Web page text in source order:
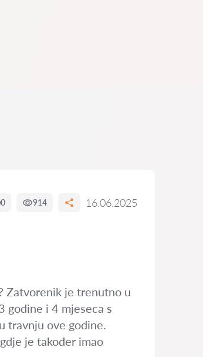
0 914 16.06.2025
Zatvorenik je trenutno u
godine i 4 mjeseca s
travnju ove godine.
je također imao